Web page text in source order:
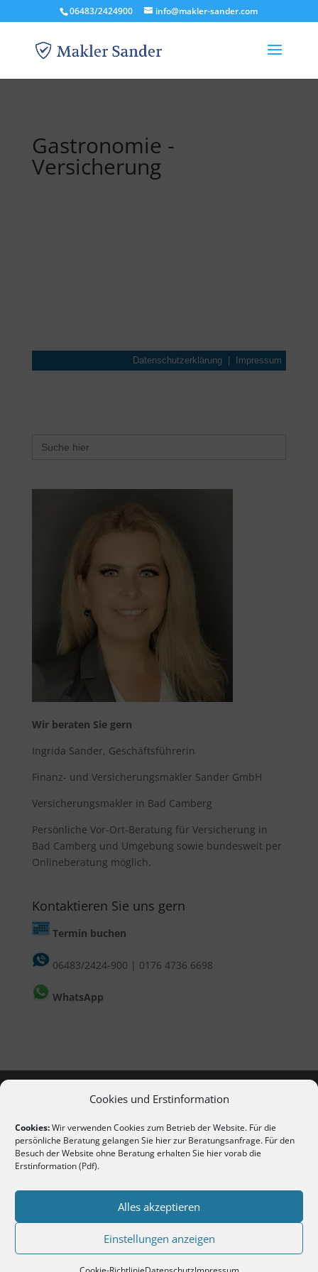
Cookies und Erstinformation
Cookies:Wir verwenden Cookies zum Betrieb der Website. Für die
persönliche Beratung gelangen Sie hierzur Beratungsanfrage. Für den
Besuch der Website ohne Beratung erhalten Sie hier vorab die
Erstinformation (Pdf).
Alles akzeptieren
Einstellungen anzeigen
06483/2424900 info@makler-sander.com
Gastronomie -
Versicherung
for:
Wir beraten Sie gern
Ingrida Sander, Geschäftsführerin
Finanz- und Versicherungsmakler Sander GmbH
Versicherungsmakler in Bad Camberg
Persönliche Vor-Ort-Beratung für Versicherung in
Bad Camberg und Umgebung sowie bundesweit per
Onlineberatung möglich.
Kontaktieren Sie uns gern
Termin buchen
06483/2424-900 | 0176 4736 6698
WhatsApp
Copyright 2020-2026 | Alle Rechte vorbehalten
Erstinformation nach §15 VersVermV (als PDF
anzeigen / herunterladen)
Vertrag widerrufen